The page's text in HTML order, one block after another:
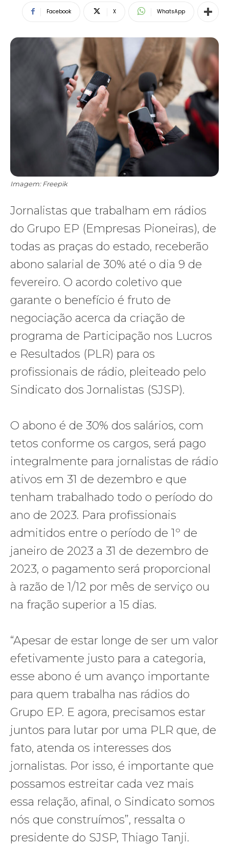
Facebook X WhatsApp
Imagem: Freepik
Jornalistas que trabalham em rádios
do Grupo EP (Empresas Pioneiras), de
todas as praças do estado, receberão
abono salarial de 30% até o dia 9 de
fevereiro. O acordo coletivo que
garante o benefício é fruto de
negociação acerca da criação de
programa de Participação nos Lucros
e Resultados (PLR) para os
profissionais de rádio, pleiteado pelo
Sindicato dos Jornalistas (SJSP).
O abono é de 30% dos salários, com
tetos conforme os cargos, será pago
integralmente para jornalistas de rádio
ativos em 31 de dezembro e que
tenham trabalhado todo o período do
ano de 2023. Para profissionais
admitidos entre o período de 1º de
janeiro de 2023 a 31 de dezembro de
2023, o pagamento será proporcional
à razão de 1/12 por mês de serviço ou
na fração superior a 15 dias.
“Apesar de estar longe de ser um valor
efetivamente justo para a categoria,
esse abono é um avanço importante
para quem trabalha nas rádios do
Grupo EP. E agora, precisamos estar
juntos para lutar por uma PLR que, de
fato, atenda os interesses dos
jornalistas. Por isso, é importante que
possamos estreitar cada vez mais
essa relação, afinal, o Sindicato somos
nós que construímos”, ressalta o
presidente do SJSP, Thiago Tanji.